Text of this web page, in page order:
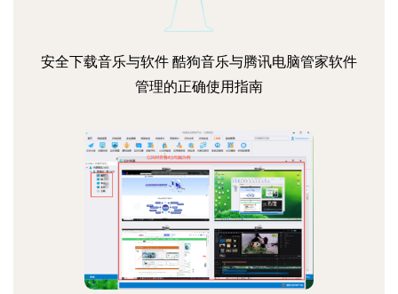
安全下载音乐与软件 酷狗音乐与腾讯电脑管家软件
管理的正确使用指南